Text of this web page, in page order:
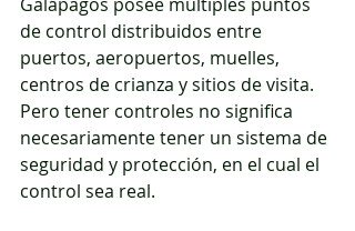
de control distribuidos entre
puertos, aeropuertos, muelles,
centros de crianza y sitios de visita.
Pero tener controles no significa
necesariamente tener un sistema de
seguridad y protección, en el cual el
control sea real.